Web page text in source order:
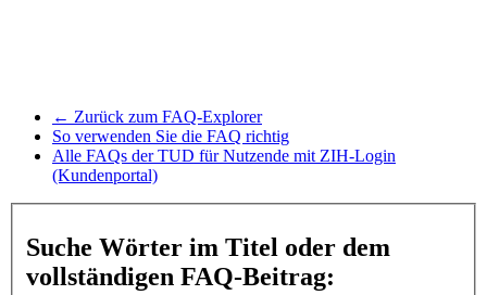
← Zurück zum FAQ-Explorer
So verwenden Sie die FAQ richtig
Alle FAQs der TUD für Nutzende mit ZIH-Login
(Kundenportal)
Suche Wörter im Titel oder dem
vollständigen FAQ-Beitrag: